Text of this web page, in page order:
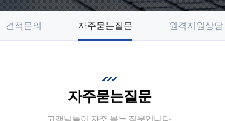
견적문의 자주묻는질문 원격지원상담
자주묻는질문